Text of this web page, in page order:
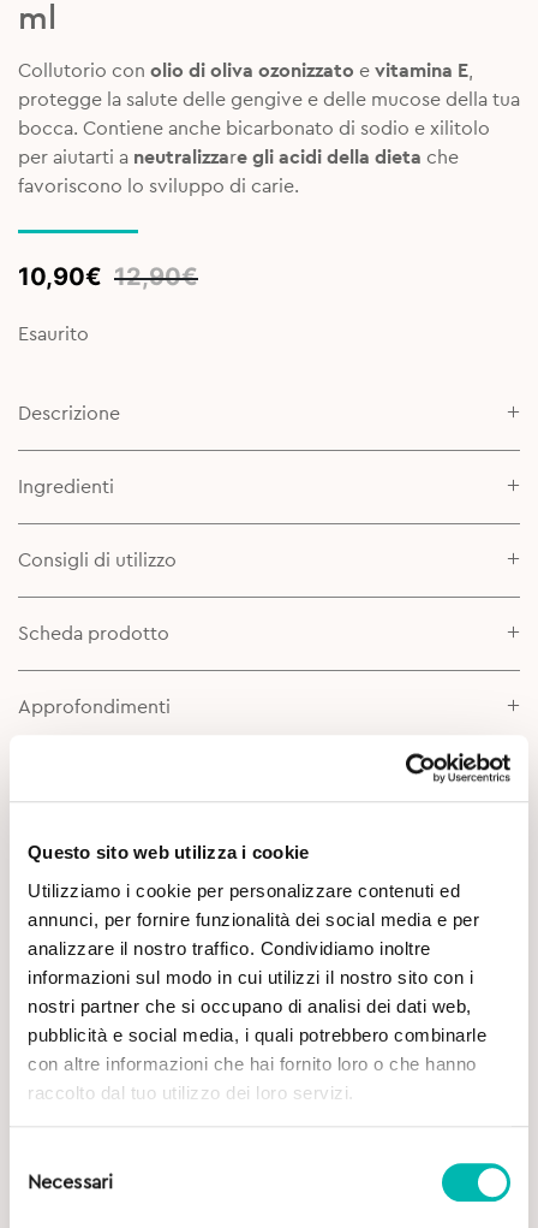
Questo sito web utilizza i cookie
Utilizziamo i cookie per personalizzare contenuti ed
annunci, per fornire funzionalità dei social media e per
analizzare il nostro traffico. Condividiamo inoltre
informazioni sul modo in cui utilizzi il nostro sito con i
nostri partner che si occupano di analisi dei dati web,
pubblicità e social media, i quali potrebbero combinarle
con altre informazioni che hai fornito loro o che hanno
raccolto dal tuo utilizzo dei loro servizi.
delNecessari
ml
Collutorio con olio di oliva ozonizzato e vitamina E,
protegge la salute delle gengive e delle mucose della tua
bocca. Contiene anche bicarbonato di sodio e xilitolo
per aiutarti a neutralizzare gli acidi della dieta che
favoriscono lo sviluppo di carie.
12,90€
Original
was:
10,90€
Current
is:
Esaurito
Descrizione
Ingredienti
Consigli di utilizzo
Scheda prodotto
Approfondimenti
Potrebbe Interessarti